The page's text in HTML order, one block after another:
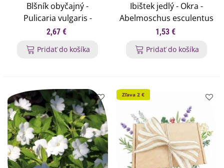
Blšník obyčajný -
Pulicaria vulgaris -
semená blšníka - 50 ks
2,67 €
Pridať do košíka
Ibištek jedlý - Okra -
Abelmoschus esculentus
- semená ibišteka - 8 ks
1,53 €
Pridať do košíka
Zľava 2 €